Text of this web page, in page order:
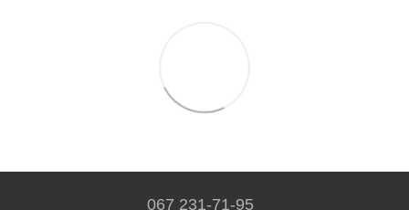
067 231-71-95